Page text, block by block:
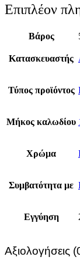
Επιπλέον
Βάρος
Κατασκευαστής
Τύπος προϊόντος
Μήκος καλωδίου
Χρώμα
Συμβατότητα με
Εγγύηση
Αξιολογήσεις